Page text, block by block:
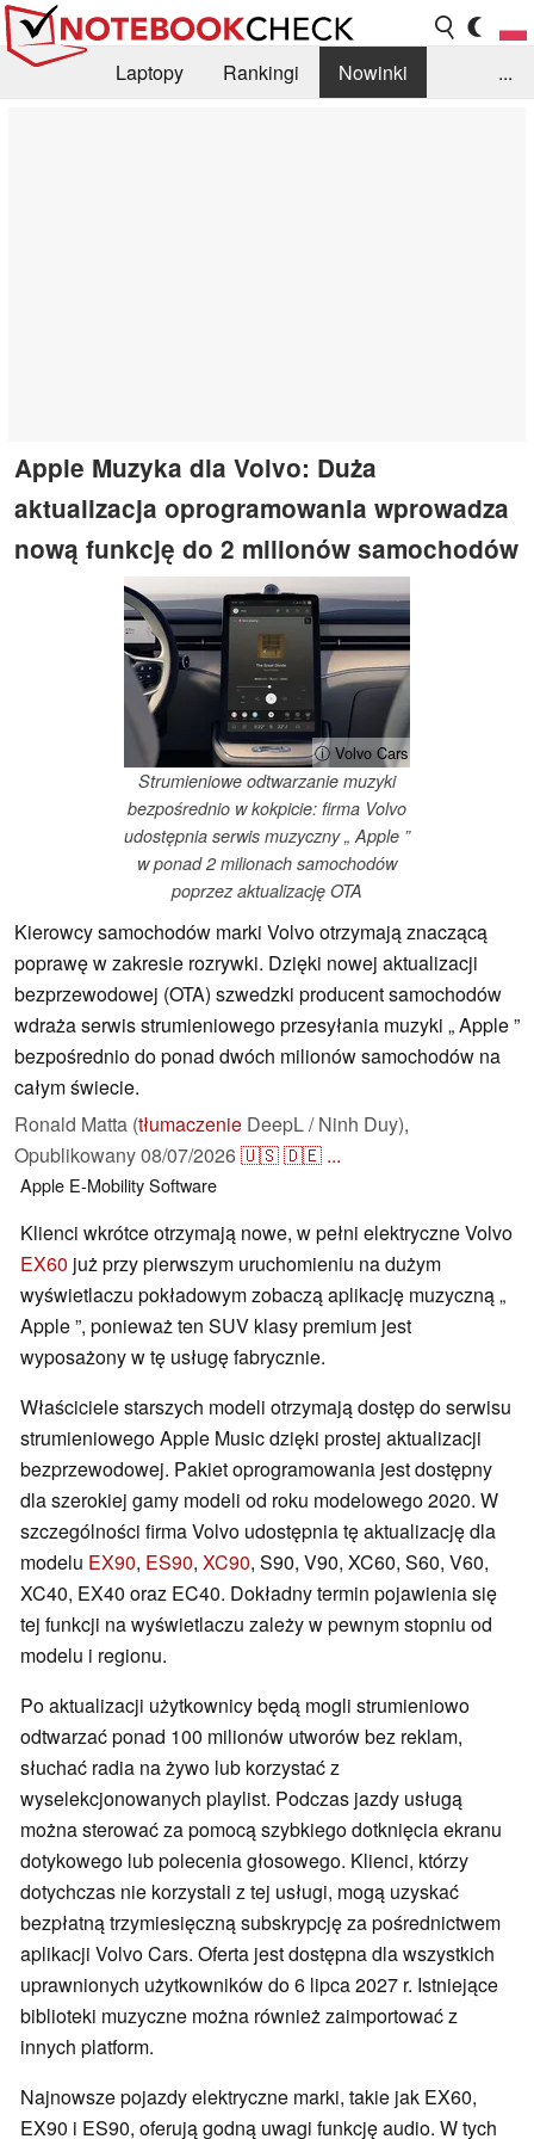
Laptopy Rankingi
Nowinki
...
Apple Muzyka dla Volvo: Duża
aktualizacja oprogramowania wprowadza
nową funkcję do 2 milionów samochodów
ⓘ Volvo Cars
Strumieniowe odtwarzanie muzyki
bezpośrednio w kokpicie: firma Volvo
udostępnia serwis muzyczny „ Apple ”
w ponad 2 milionach samochodów
poprzez aktualizację OTA
Kierowcy samochodów marki Volvo otrzymają znaczącą
poprawę w zakresie rozrywki. Dzięki nowej aktualizacji
bezprzewodowej (OTA) szwedzki producent samochodów
wdraża serwis strumieniowego przesyłania muzyki „ Apple ”
bezpośrednio do ponad dwóch milionów samochodów na
całym świecie.
Ronald Matta (tłumaczenie DeepL / Ninh Duy),
Opublikowany08/07/2026🇺🇸🇩🇪 ...
Apple E-MobilitySoftware
Klienci wkrótce otrzymają nowe, w pełni elektryczne Volvo
EX60 już przy pierwszym uruchomieniu na dużym
wyświetlaczu pokładowym zobaczą aplikację muzyczną „
Apple ”, ponieważ ten SUV klasy premium jest
wyposażony w tę usługę fabrycznie.
Właściciele starszych modeli otrzymają dostęp do serwisu
strumieniowego Apple Music dzięki prostej aktualizacji
bezprzewodowej. Pakiet oprogramowania jest dostępny
dla szerokiej gamy modeli od roku modelowego 2020. W
szczególności firma Volvo udostępnia tę aktualizację dla
modelu EX90, ES90, XC90, S90, V90, XC60, S60, V60,
XC40, EX40 oraz EC40. Dokładny termin pojawienia się
tej funkcji na wyświetlaczu zależy w pewnym stopniu od
modelu i regionu.
Po aktualizacji użytkownicy będą mogli strumieniowo
odtwarzać ponad 100 milionów utworów bez reklam,
słuchać radia na żywo lub korzystać z
wyselekcjonowanych playlist. Podczas jazdy usługą
można sterować za pomocą szybkiego dotknięcia ekranu
dotykowego lub polecenia głosowego. Klienci, którzy
dotychczas nie korzystali z tej usługi, mogą uzyskać
bezpłatną trzymiesięczną subskrypcję za pośrednictwem
aplikacji Volvo Cars. Oferta jest dostępna dla wszystkich
uprawnionych użytkowników do 6 lipca 2027 r. Istniejące
biblioteki muzyczne można również zaimportować z
innych platform.
Najnowsze pojazdy elektryczne marki, takie jak EX60,
EX90 i ES90, oferują godną uwagi funkcję audio. W tych